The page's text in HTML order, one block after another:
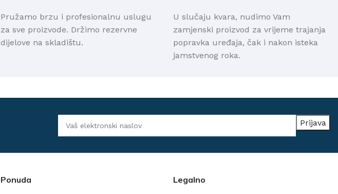
Pružamo brzu i profesionalnu uslugu
za sve proizvode. Držimo rezervne
dijelove na skladištu.
U slučaju kvara, nudimo Vam
zamjenski proizvod za vrijeme trajanja
popravka uređaja, čak i nakon isteka
jamstvenog roka.
Ponuda Legalno